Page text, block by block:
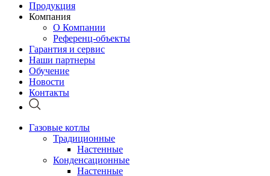
Продукция
Компания
О Компании
Референц-объекты
Гарантия и сервис
Наши партнеры
Обучение
Новости
Контакты
Газовые котлы
Традиционные
Настенные
Конденсационные
Настенные